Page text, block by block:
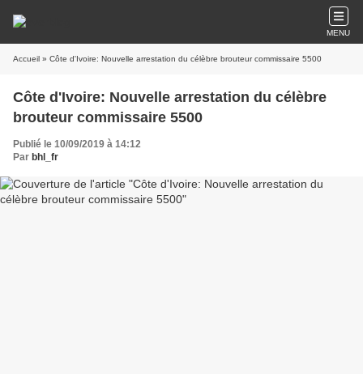
MENU
Accueil » Côte d'Ivoire: Nouvelle arrestation du célèbre brouteur commissaire 5500
Côte d'Ivoire: Nouvelle arrestation du célèbre
brouteur commissaire 5500
Publié le 10/09/2019 à 14:12
Par bhl_fr